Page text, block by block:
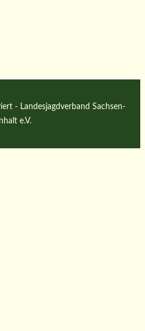
- Landesjagdverband Sachsen-
e.V.